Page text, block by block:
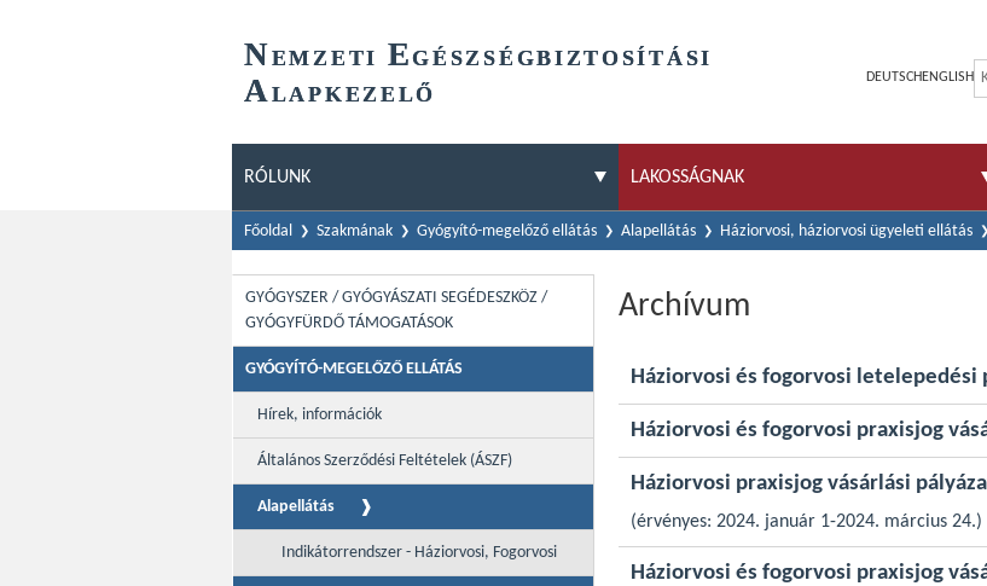
NEMZETI EGÉSZSÉGBIZTOSÍTÁSI
ALAPKEZELŐ
DEUTSCH ENGLISH
RÓLUNK LAKOSSÁGNAK
Főoldal Szakmának Gyógyító-megelőző ellátás Alapellátás Háziorvosi, háziorvosi ügyeleti ellátás
GYÓGYSZER / GYÓGYÁSZATI SEGÉDESZKÖZ /
GYÓGYFÜRDŐ TÁMOGATÁSOK
GYÓGYÍTÓ-MEGELŐZŐ ELLÁTÁS
Hírek, információk
Általános Szerződési Feltételek (ÁSZF)
Alapellátás
Indikátorrendszer - Háziorvosi, Fogorvosi
Archívum
Háziorvosi és fogorvosi letelepedési
Háziorvosi és fogorvosi praxisjog
Háziorvosi praxisjog vásárlási
(érvényes: 2024. január 1-2024. március 24.)
Háziorvosi és fogorvosi praxisjog